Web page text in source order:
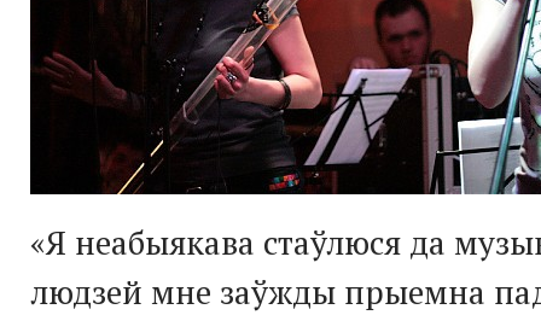
«Я неабыякава стаўлюся да
людзей мне заўжды прыемна